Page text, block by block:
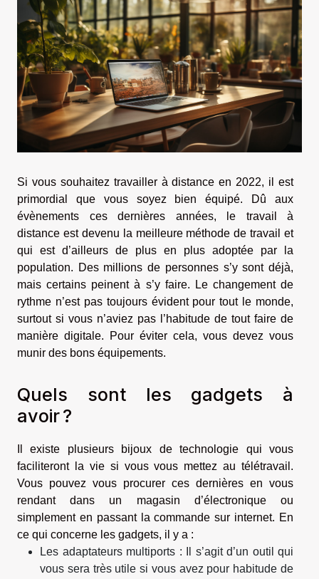
Si vous souhaitez travailler à distance en 2022, il est
primordial que vous soyez bien équipé. Dû aux
évènements ces dernières années, le travail à
distance est devenu la meilleure méthode de travail et
qui est d’ailleurs de plus en plus adoptée par la
population. Des millions de personnes s’y sont déjà,
mais certains peinent à s’y faire. Le changement de
rythme n’est pas toujours évident pour tout le monde,
surtout si vous n’aviez pas l’habitude de tout faire de
manière digitale. Pour éviter cela, vous devez vous
munir des bons équipements.
Quels sont les gadgets à
avoir ?
Il existe plusieurs bijoux de technologie qui vous
faciliteront la vie si vous vous mettez au télétravail.
Vous pouvez vous procurer ces dernières en vous
rendant dans un magasin d’électronique ou
simplement en passant la commande sur internet. En
ce qui concerne les gadgets, il y a :
Les adaptateurs multiports : Il s’agit d’un outil qui
vous sera très utile si vous avez pour habitude de